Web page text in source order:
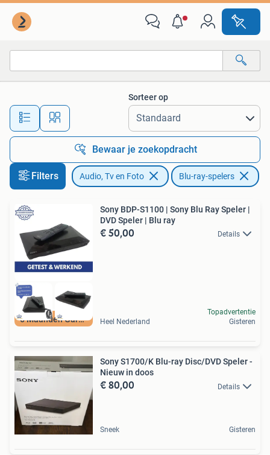
Alle afstanden…
Sorteer op
Bewaar je zoekopdracht
Filters Audio, Tv en Foto Blu-ray-spelers
6 Maanden Garantie
Sony BDP-S1100 | Sony Blu Ray Speler |
DVD Speler | Blu ray
€ 50,00 Details
Heel Nederland
Topadvertentie
Gisteren
Sony S1700/K Blu-ray Disc/DVD Speler -
Nieuw in doos
€ 80,00 Details
Sneek Gisteren